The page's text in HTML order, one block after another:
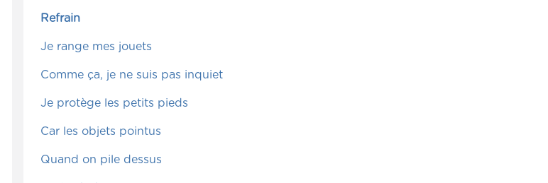
Refrain
Je range mes jouets
Comme ça, je ne suis pas inquiet
Je protège les petits pieds
Car les objets pointus
Quand on pile dessus